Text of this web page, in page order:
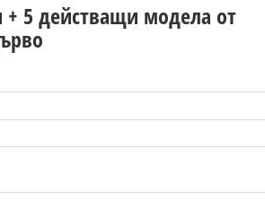
+ 5 действащи модела от